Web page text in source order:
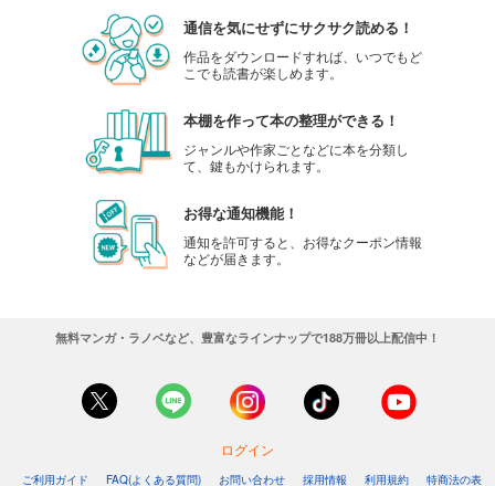
通信を気にせずにサクサク読める！
作品をダウンロードすれば、いつでもど
こでも読書が楽しめます。
本棚を作って本の整理ができる！
ジャンルや作家ごとなどに本を分類し
て、鍵もかけられます。
お得な通知機能！
通知を許可すると、お得なクーポン情報
などが届きます。
無料マンガ・ラノベなど、豊富なラインナップで188万冊以上配信中！
ログイン
ご利用ガイド FAQ(よくある質問) お問い合わせ 採用情報 利用規約 特商法の表